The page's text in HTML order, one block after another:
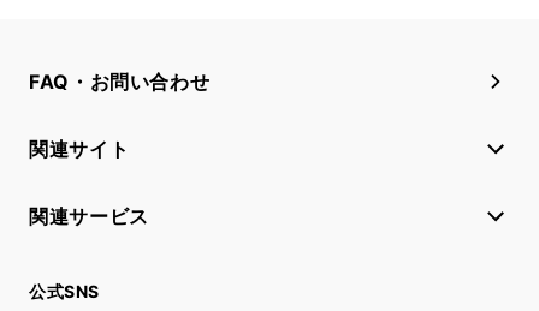
FAQ・お問い合わせ
関連サイト
関連サービス
公式SNS